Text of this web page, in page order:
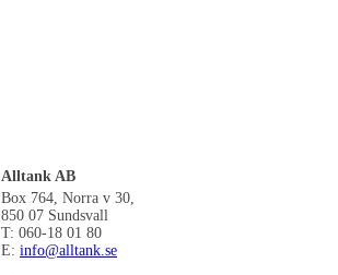
Alltank AB
Box 764, Norra v 30,
850 07 Sundsvall
T: 060-18 01 80
E: info@alltank.se